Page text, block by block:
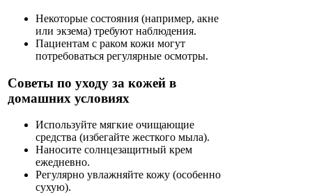
Некоторые состояния (например, акне
или экзема) требуют наблюдения.
Пациентам с раком кожи могут
потребоваться регулярные осмотры.
Советы по уходу за кожей в
домашних условиях
Используйте мягкие очищающие
средства (избегайте жесткого мыла).
Наносите солнцезащитный крем
ежедневно.
Регулярно увлажняйте кожу (особенно
сухую).